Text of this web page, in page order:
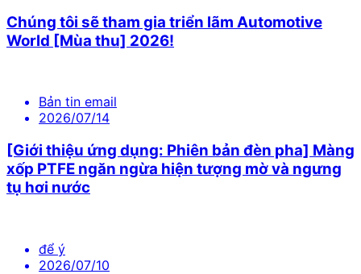
Chúng tôi sẽ tham gia triển lãm Automotive
World [Mùa thu] 2026!
Bản tin email
2026/07/14
[Giới thiệu ứng dụng: Phiên bản đèn pha] Màng
xốp PTFE ngăn ngừa hiện tượng mờ và ngưng
tụ hơi nước
để ý
2026/07/10